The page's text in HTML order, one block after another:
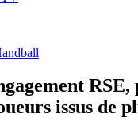
issus de